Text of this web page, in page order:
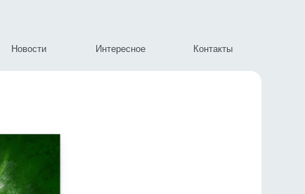
Новости Интересное Контакты